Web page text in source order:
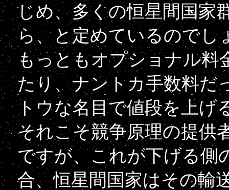
じめ、多くの恒星間国家
ら、と定めているのでし
もっともオプショナル料
たり、ナントカ手数料だ
トウな名目で値段を上げ
それこそ競争原理の提供
ですが、これが下げる側
合、恒星間国家はその輸